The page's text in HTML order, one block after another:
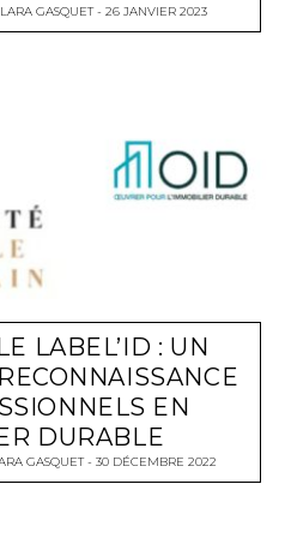
LARA GASQUET 26 JANVIER 2023
LABEL’ID : UN
EN
DURABLE
GASQUET 30 DÉCEMBRE 2022